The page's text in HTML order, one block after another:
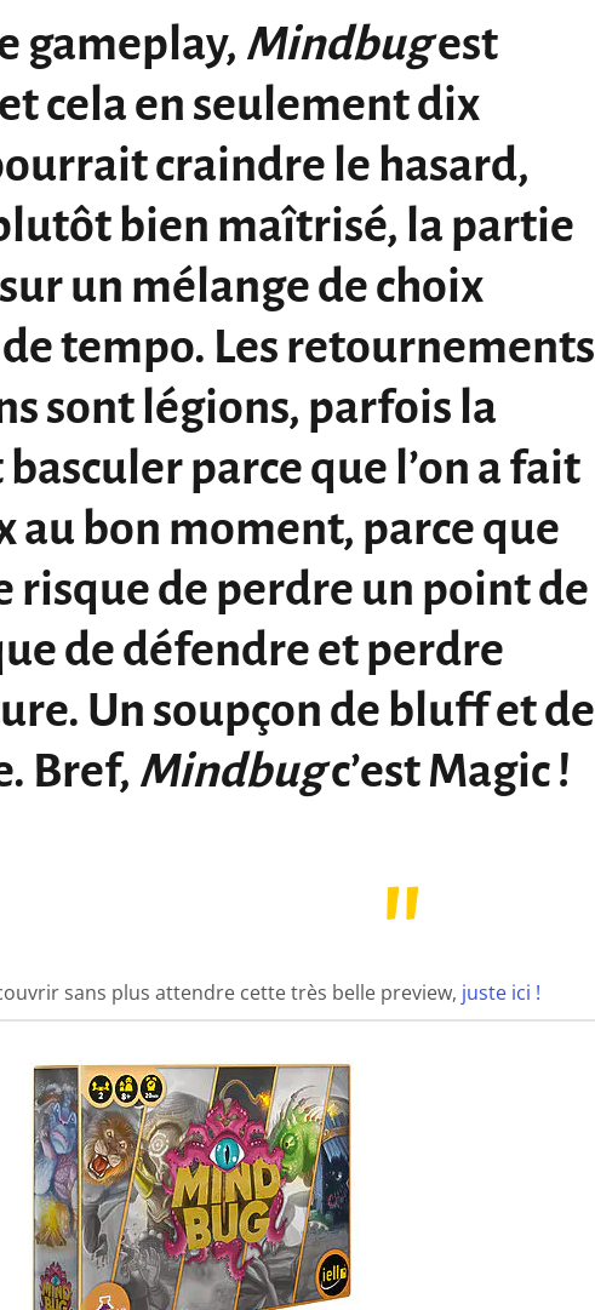
gameplay, Mindbugest
cela en seulement dix
craindre le hasard,
bien maîtrisé, la partie
un mélange de choix
tempo. Les retournements
sont légions, parfois la
parce que l’on a fait
au bon moment, parce que
risque de perdre un point de
de défendre et perdre
Un soupçon de bluff et de
Bref, Mindbugc’est Magic !
sans plus attendre cette très belle preview, juste ici !